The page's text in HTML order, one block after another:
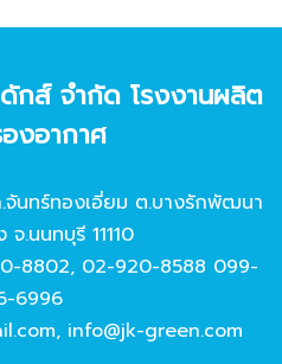
กส์ จํากัด โรงงานผลิต
งอากาศ
นทร์ทองเอี่ยม ต.บางรักพัฒนา
.นนทบุรี 11110
8802, 02-920-8588 099-
6996
, info@jk-green.com